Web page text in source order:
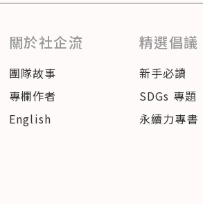
關於社企流
團隊故事
專欄作者
English
精選倡議
新手必讀
SDGs 專題
永續力專書